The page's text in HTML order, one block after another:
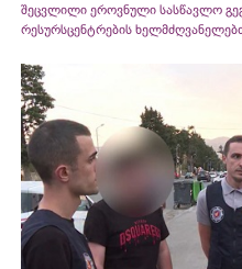
შეცვლილი ეროვნული სასწავლო
რესურსცენტრების